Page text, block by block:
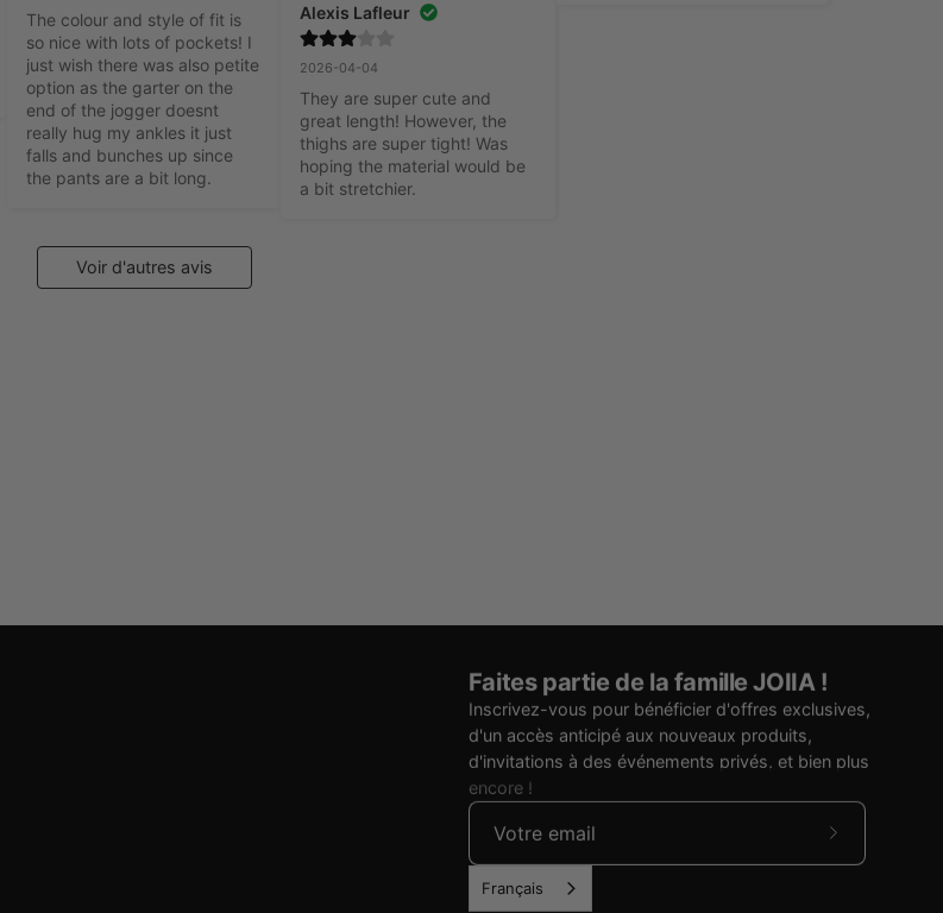
The colour and style of fit is
so nice with lots of pockets! I
just wish there was also petite
option as the garter on the
end of the jogger doesnt
really hug my ankles it just
falls and bunches up since
the pants are a bit long.
Alexis Lafleur
2026-04-04
They are super cute and
great length! However, the
thighs are super tight! Was
hoping the material would be
a bit stretchier.
Voir d'autres avis
Faites partie de la famille JOIIA !
Inscrivez-vous pour bénéficier d'offres exclusives,
d'un accès anticipé aux nouveaux produits,
d'invitations à des événements privés, et bien plus
encore !
S'abonner
Français